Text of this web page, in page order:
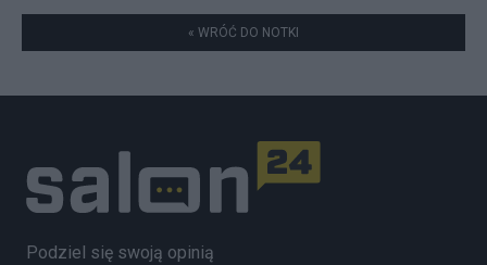
« WRÓĆ DO NOTKI
Podziel się swoją opinią